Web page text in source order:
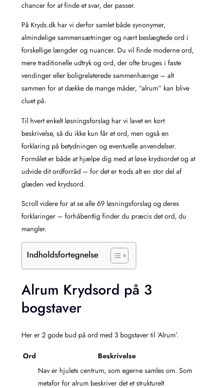
chancer for at finde et svar, der passer.
På Kryds.dk har vi derfor samlet både synonymer,
almindelige sammensætninger og nært beslægtede ord i
forskellige længder og nuancer. Du vil finde moderne ord,
mere traditionelle udtryk og ord, der ofte bruges i faste
vendinger eller boligrelaterede sammenhænge – alt
sammen for at dække de mange måder, “alrum” kan blive
cluet på.
Til hvert enkelt løsningsforslag har vi lavet en kort
beskrivelse, så du ikke kun får et ord, men også en
forklaring på betydningen og eventuelle anvendelser.
Formålet er både at hjælpe dig med at løse krydsordet og at
udvide dit ordforråd – for det er trods alt en stor del af
glæden ved krydsord.
Scroll videre for at se alle 69 løsningsforslag og deres
forklaringer – forhåbentlig finder du præcis det ord, du
mangler.
Indholdsfortegnelse
Alrum Krydsord på 3
bogstaver
Her er 2 gode bud på ord med 3 bogstaver til ‘Alrum’.
Ord Beskrivelse
Nav er hjulets centrum, som egerne samles om. Som
metafor for alrum beskriver det et strukturelt